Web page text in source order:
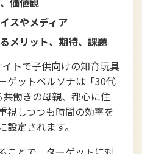
スやメディア
メリット、期待、課題
トで子供向けの知育玩具
ゲットペルソナは「30代
働きの母親、都心に住
視しつつも時間の効率を
定されます。